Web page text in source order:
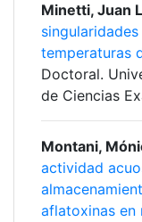
Minetti, Juan
temperaturas
Doctoral.
de Ciencias
Montani,
actividad
aflatoxinas en